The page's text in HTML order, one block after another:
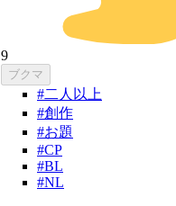
9
ブクマ
#二人以上
#創作
#お題
#CP
#BL
#NL